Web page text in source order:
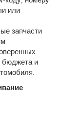
или
запчасти
бюджета и